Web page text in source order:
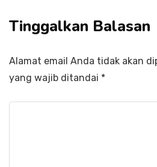
Tinggalkan Balasan
Alamat email Anda tidak akan
yang wajib ditandai *